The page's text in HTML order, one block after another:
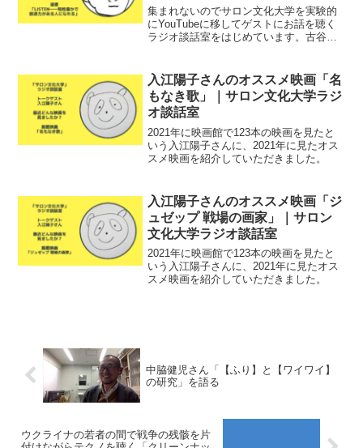
集まれないのでサロン文化大学を実験的
にYouTubeに移してゲストにお話を聴く
ラジオ談話室をはじめています。古谷晃
入江陽子さんのオススメ映画「名
もなき歌」｜サロン文化大学ラジ
オ談話室
2021年に映画館で123本の映画を見たと
いう入江陽子さんに、2021年に見たオス
スメ映画を紹介していただきました。
入江陽子さんのオススメ映画「ジ
ュゼップ 戦場の画家」｜サロン
文化大学ラジオ談話室
2021年に映画館で123本の映画を見たと
いう入江陽子さんに、2021年に見たオス
スメ映画を紹介していただきました。
中脇健児さん「【ふり】と【ワイワイ】
の研究」を語る
ウクライナの若者の間で戦争の残骸を片